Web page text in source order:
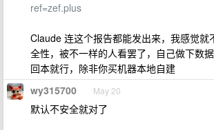
ref=zef.plus
Claude 连这个报告都能发出来，我感觉就
全性，被不一样的人看罢了，自己做下数
回本就行，除非你买机器本地自建
wy315700 May 20
默认不安全就对了